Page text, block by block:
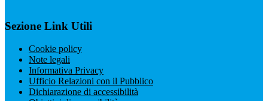
Sezione Link Utili
Cookie policy
Note legali
Informativa Privacy
Ufficio Relazioni con il Pubblico
Dichiarazione di accessibilità